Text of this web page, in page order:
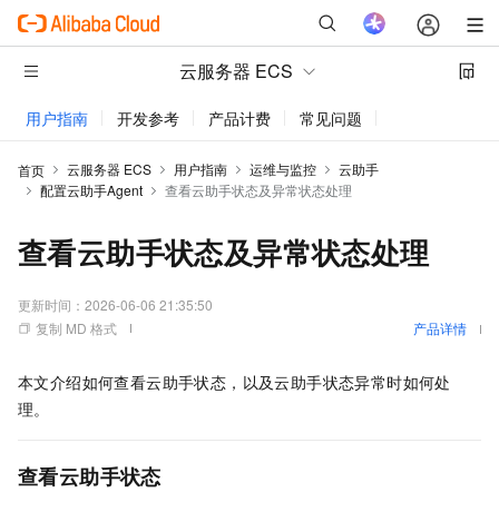
云服务器 ECS
用户指南 开发参考 产品计费 常见问题
首页 云服务器 ECS 用户指南 运维与监控
云助手
配置云助手Agent
查看云助手状态及异常状态处理
查看云助手状态及异常状态处理
更新时间： 2026-06-06 21:35:50
复制 MD 格式
产品详情
本文介绍如何查看云助手状态，以及云助手状态异常时如何处
理。
查看云助手状态